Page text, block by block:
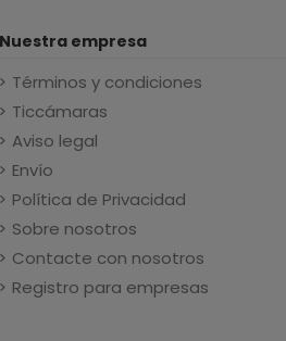
Nuestra empresa
Términos y condiciones
Ticcámaras
Aviso legal
Envío
Política de Privacidad
Sobre nosotros
Contacte con nosotros
Registro para empresas